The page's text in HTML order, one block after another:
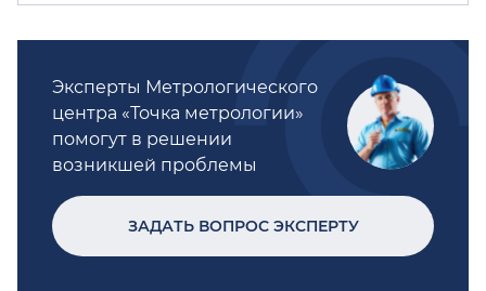
Эксперты Метрологического
центра «Точка метрологии»
помогут в решении
возникшей проблемы
ЗАДАТЬ ВОПРОС ЭКСПЕРТУ